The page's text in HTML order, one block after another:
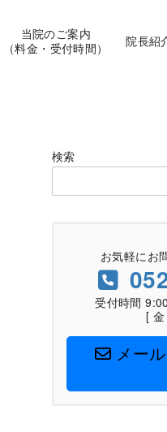
当院のご案内
（料金・受付時間）
院長紹
検索
お気軽にお
受付時間
[
メー